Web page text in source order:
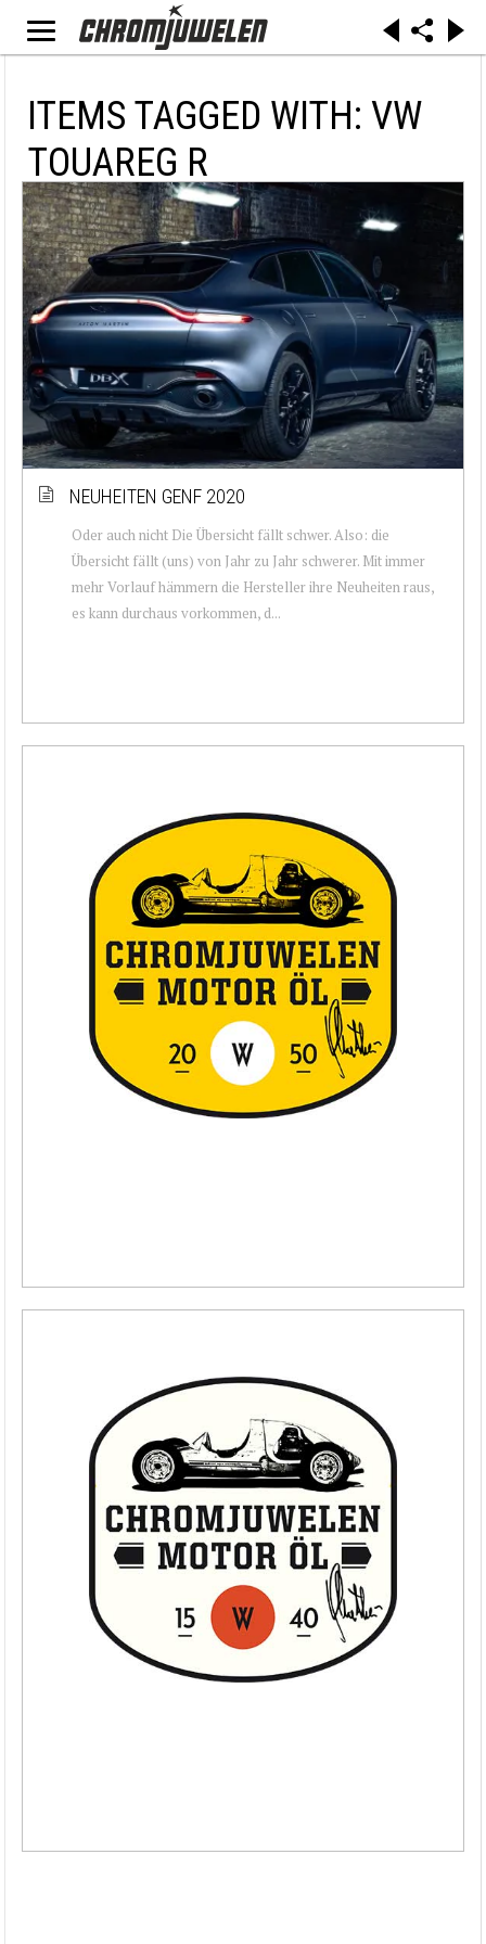
ITEMS TAGGED WITH: VW
TOUAREG R
NEUHEITEN GENF 2020
Oder auch nicht Die Übersicht fällt schwer. Also: die
Übersicht fällt (uns) von Jahr zu Jahr schwerer. Mit immer
mehr Vorlauf hämmern die Hersteller ihre Neuheiten raus,
es kann durchaus vorkommen, d...